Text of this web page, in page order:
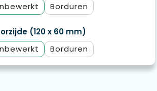
Borduren
(120 x 60 mm)
Borduren